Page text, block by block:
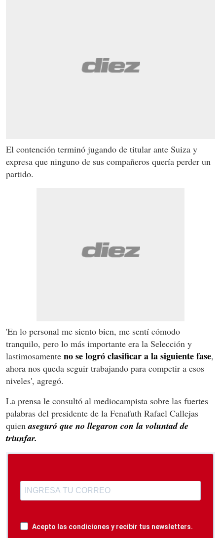
El contención terminó jugando de titular ante Suiza y
expresa que ninguno de sus compañeros quería perder un
partido.
'En lo personal me siento bien, me sentí cómodo
tranquilo, pero lo más importante era la Selección y
lastimosamente no se logró clasificar a la siguiente fase,
ahora nos queda seguir trabajando para competir a esos
niveles', agregó.
La prensa le consultó al mediocampista sobre las fuertes
palabras del presidente de la Fenafuth Rafael Callejas
quienaseguró que no llegaron con la voluntad de
triunfar.
Acepto las condiciones y recibir tus newsletters.